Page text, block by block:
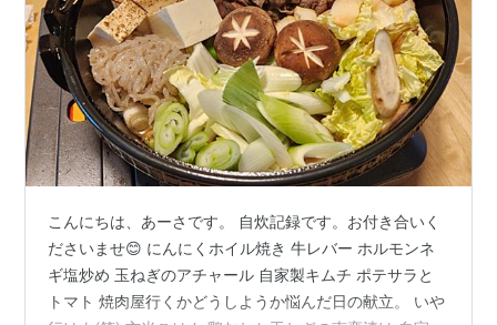
こんにちは、あーさです。 自炊記録です。お付き合いく
ださいませ😊 にんにくホイル焼き 牛レバー ホルモンネ
ギ塩炒め 玉ねぎのアチャール 自家製キムチ ポテサラと
トマト 焼肉屋行くかどうしようか悩んだ日の献立。 いや